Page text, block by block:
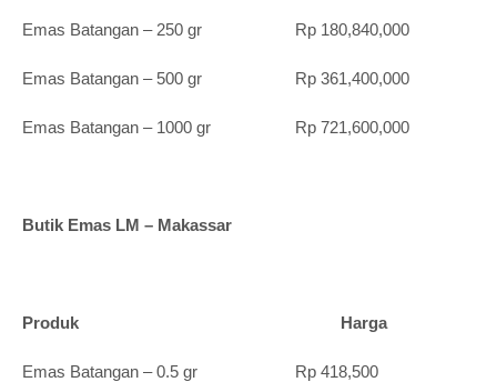
Emas Batangan – 250 gr Rp 180,840,000
Emas Batangan – 500 gr Rp 361,400,000
Emas Batangan – 1000 gr Rp 721,600,000
Butik Emas LM – Makassar
Produk Harga
Emas Batangan – 0.5 gr Rp 418,500